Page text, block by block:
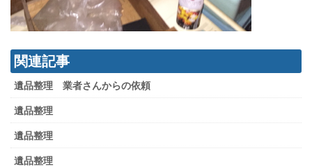
関連記事
遺品整理 業者さんからの依頼
遺品整理
遺品整理
遺品整理